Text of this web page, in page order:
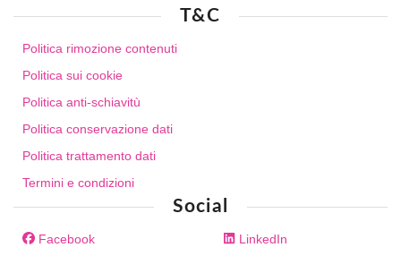
T&C
Politica rimozione contenuti
Politica sui cookie
Politica anti-schiavitù
Politica conservazione dati
Politica trattamento dati
Termini e condizioni
Social
Facebook LinkedIn